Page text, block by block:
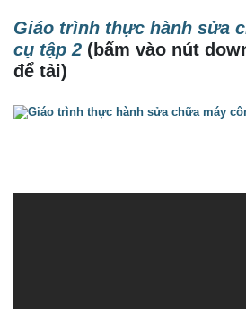
Giáo trình thực hành sửa
cụ tập 2 (bấm vào nút
để tải)